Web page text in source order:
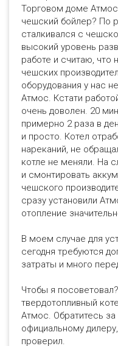
Торговом доме
чешский бойлер? По
сталкивался с
высокий уровень
работе и считаю, что
чешских
оборудования у нас
Атмос. Кстати
очень доволен. 20
примерно 2 раза в
и просто. Котел
нареканий, не
котле не меняли. На
и смонтировать
чешского
сразу установили
отопление
В моем случае для
сегодня требуются
затраты и много
Чтобы я
твердотопливный
Атмос. Обратитесь за
официальному
проверил.